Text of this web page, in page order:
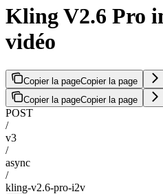
Kling V2.6 Pro
vidéo
Copier la pageCopier la page
Copier la pageCopier la page
POST
/
v3
/
async
/
kling-v2.6-pro-i2v